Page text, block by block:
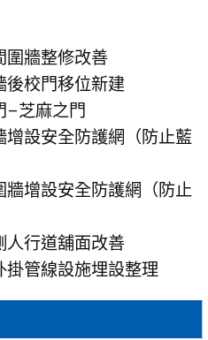
圍牆整修改善
後校門移位新建
–芝麻之門
增設安全防護網（防止藍
牆增設安全防護網（防止
人行道舖面改善
掛管線設施埋設整理